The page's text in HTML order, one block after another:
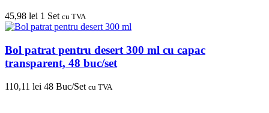
45,98 lei 1 Set cu TVA
Bol patrat pentru desert 300 ml cu capac
transparent, 48 buc/set
110,11 lei 48 Buc/Set cu TVA